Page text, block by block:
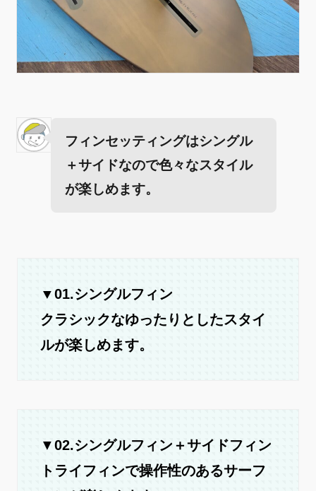
フィンセッティングはシングル
＋サイドなので色々なスタイル
が楽しめます。
▼01.シングルフィン
クラシックなゆったりとしたスタイ
ルが楽しめます。
▼02.シングルフィン＋サイドフィン
トライフィンで操作性のあるサーフ